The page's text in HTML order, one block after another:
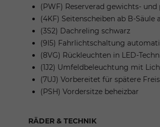
(PWF) Reserverad gewichts- und
(4KF) Seitenscheiben ab B-Säule
(3S2) Dachreling schwarz
(9I5) Fahrlichtschaltung
(8VG) Rückleuchten in LED-
(1J2) Umfeldbeleuchtung mit
(7UJ) Vorbereitet für spätere
(PSH) Vordersitze beheizbar
RÄDER & TECHNIK